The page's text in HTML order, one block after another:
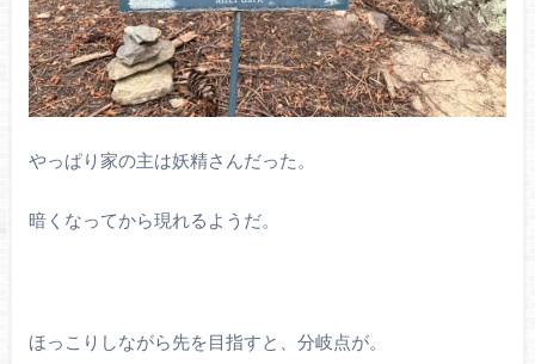
やっぱり家の主は妖精さんだった。
暗くなってから現れるようだ。
ほっこりしながら先を目指すと、分岐点が。